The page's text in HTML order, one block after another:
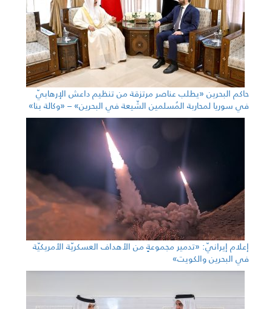
حاكم البحرين «يطلب عناصر مرتزقة من تنظيم داعش الإرهابيّ
في سوريا لمحاربة المُسلمين الشّيعة في البحرين» – «وكالة بنا»
إعلام إيرانيّ: «تدمير مجموعةٍ من الأهداف العسكريّة الأمريكيّة
في البحرين والكويت»